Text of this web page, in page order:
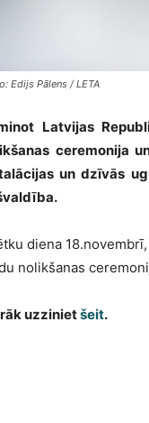
Edijs Pālens / LETA
Latvijas
ceremonija
un dzīvās
diena
nolikšanas
uzzinietšeit.